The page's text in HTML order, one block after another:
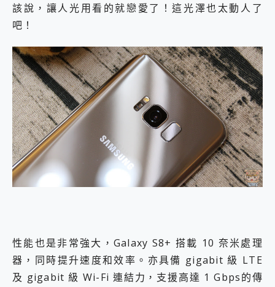
該說，讓人光用看的就戀愛了！這光澤也太動人了
吧！
性能也是非常強大，Galaxy S8+ 搭載 10 奈米處理
器，同時提升速度和效率。亦具備 gigabit 級 LTE
及 gigabit 級 Wi-Fi 連結力，支援高達 1 Gbps的傳